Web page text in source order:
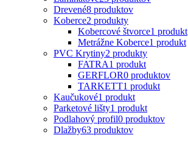
Drevené8 produktov
Koberce2 produkty
Kobercové štvorce1 produkt
Metrážne Koberce1 produkt
PVC Krytiny2 produkty
FATRA1 produkt
GERFLOR0 produktov
TARKETT1 produkt
Kaučukové1 produkt
Parketové lišty1 produkt
Podlahový profil0 produktov
Dlažby63 produktov